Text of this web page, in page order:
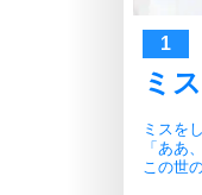
ミ
ミスを
「ああ
この世